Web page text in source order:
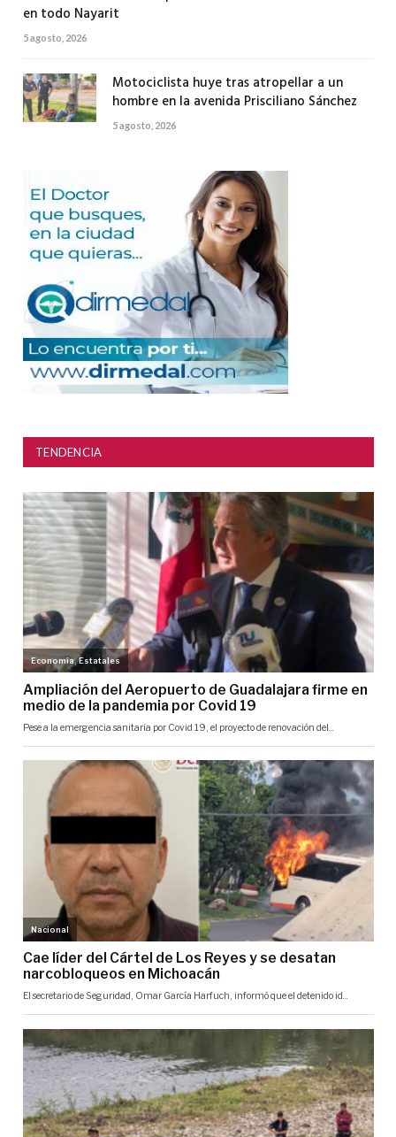
en todo Nayarit
5 agosto, 2026
Motociclista huye tras atropellar a un
hombre en la avenida Prisciliano Sánchez
5 agosto, 2026
TENDENCIA